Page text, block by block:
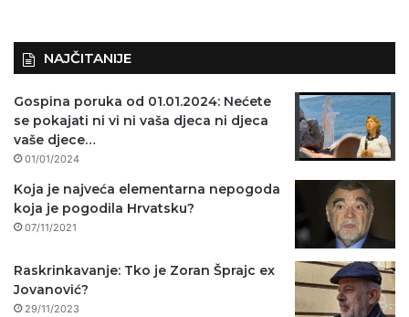
NAJČITANIJE
Gospina poruka od 01.01.2024: Nećete
se pokajati ni vi ni vaša djeca ni djeca
vaše djece…
01/01/2024
Koja je najveća elementarna nepogoda
koja je pogodila Hrvatsku?
07/11/2021
Raskrinkavanje: Tko je Zoran Šprajc ex
Jovanović?
29/11/2023